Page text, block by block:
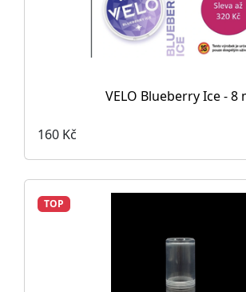
VELO Blueberry Ice - 8
160 Kč
TOP